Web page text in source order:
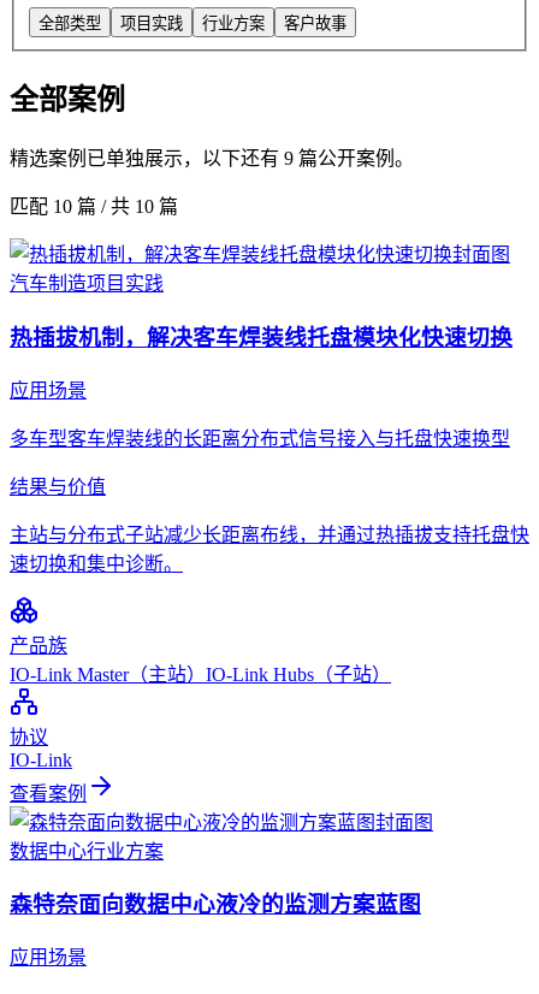
全部类型 项目实践 行业方案 客户故事
全部案例
精选案例已单独展示，以下还有 9 篇公开案例。
匹配 10 篇 / 共 10 篇
汽车制造项目实践
热插拔机制，解决客车焊装线托盘模块化快速切换
应用场景
多车型客车焊装线的长距离分布式信号接入与托盘快速换型
结果与价值
主站与分布式子站减少长距离布线，并通过热插拔支持托盘快
速切换和集中诊断。
产品族
IO-Link Master（主站） IO-Link Hubs（子站）
协议
IO-Link
查看案例
数据中心行业方案
森特奈面向数据中心液冷的监测方案蓝图
应用场景